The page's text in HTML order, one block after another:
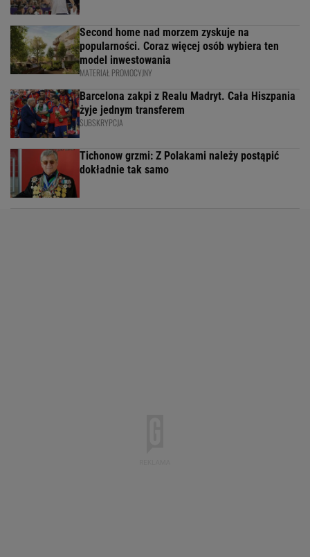
Second home nad morzem zyskuje na
popularności. Coraz więcej osób wybiera ten
model inwestowania
MATERIAŁ PROMOCYJNY
Barcelona zakpi z Realu Madryt. Cała Hiszpania
żyje jednym transferem
SUBSKRYPCJA
Tichonow grzmi: Z Polakami należy postąpić
dokładnie tak samo